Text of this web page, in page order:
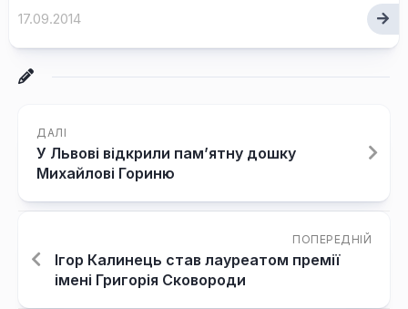
17.09.2014
ДАЛІ
У Львові відкрили пам’ятну дошку
Михайлові Гориню
ПОПЕРЕДНІЙ
Ігор Калинець став лауреатом премії
імені Григорія Сковороди